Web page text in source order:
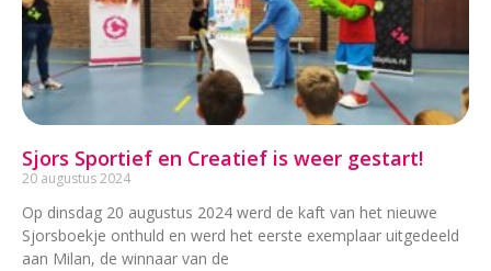
Sjors Sportief en Creatief is weer gestart!
20 augustus 2024
Op dinsdag 20 augustus 2024 werd de kaft van het nieuwe
Sjorsboekje onthuld en werd het eerste exemplaar uitgedeeld
aan Milan, de winnaar van de